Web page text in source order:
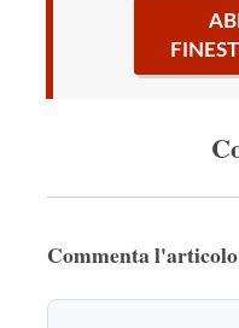
Commenta